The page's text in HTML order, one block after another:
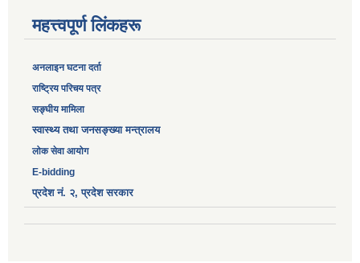
महत्त्वपूर्ण लिंकहरू
अनलाइन घटना दर्ता
‎राष्ट्रिय परिचय पत्र
सङ्‍घीय मामिला
स्वास्थ्य तथा जनसङ्ख्या मन्त्रालय
लोक सेवा आयोग
E-bidding
प्रदेश नं. २, प्रदेश सरकार